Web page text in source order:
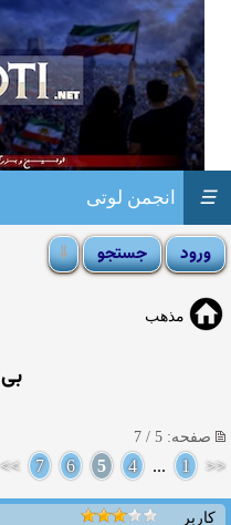
انجمن لوتی ☰
مذهب
صفحه: 5 / 7
<<
1
...
4
5
6
7
>>
کاربر